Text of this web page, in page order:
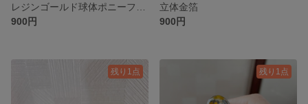
900円
立体金箔
900円
残り1点 残り1点